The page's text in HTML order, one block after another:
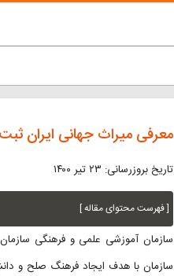
معرفی میراث جهانی ایران
تاریخ بروزرسانی: ۲۳ تیر ۱۴۰۰
[ فهرست محتوای مقاله ]
سازمان آموزشی علمی و فرهنگی
سازمان با هدف ایجاد فرهنگ صلح و